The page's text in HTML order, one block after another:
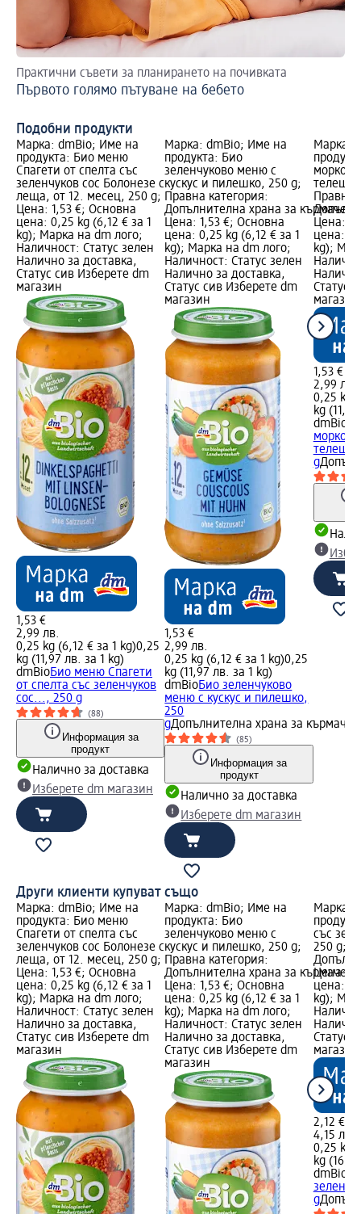
Практични съвети за планирането на почивката
Първото голямо пътуване на бебето
Подобни продукти
Марка: dmBio; Име на
продукта: Био меню
Спагети от спелта със
зеленчуков сос Болонезе с
леща, от 12. месец, 250 g;
Цена: 1,53 €; Основна
цена: 0,25 kg (6,12 € за 1
kg); Марка на dm лого;
Наличност: Статус зелен
Налично за доставка,
Статус сив Изберете dm
магазин
1,53 €
2,99 лв.
0,25 kg (6,12 € за 1 kg)0,25
kg (11,97 лв. за 1 kg)
dmBioБио меню Спагети
от спелта със зеленчуков
сос..., 250 g
(88)
Информация за
продукт
Налично за доставка
Изберете dm магазин
Марка: dmBio; Име на
продукта: Био
зеленчуково меню с
кускус и пилешко, 250 g;
Правна категория:
Допълнителна храна за
Цена: 1,53 €; Основна
цена: 0,25 kg (6,12 € за 1
kg); Марка на dm лого;
Наличност: Статус зелен
Налично за доставка,
Статус сив Изберете dm
магазин
1,53 €
2,99 лв.
0,25 kg (6,12 € за 1 kg)0,25
kg (11,97 лв. за 1 kg)
dmBioБио зеленчуково
меню с кускус и пилешко,
250
gДопълнителна храна за
(85)
Информация за
продукт
Налично за доставка
Изберете dm магазин
Марка:
Правна
Цена:
цена:
kg);
Статус
магазин
1,53 €
2,99 лв.
0,25 kg
kg
dmBio
g
Други клиенти купуват също
Марка: dmBio; Име на
продукта: Био меню
Спагети от спелта със
зеленчуков сос Болонезе с
леща, от 12. месец, 250 g;
Цена: 1,53 €; Основна
цена: 0,25 kg (6,12 € за 1
kg); Марка на dm лого;
Наличност: Статус зелен
Налично за доставка,
Статус сив Изберете dm
магазин
Марка: dmBio; Име на
продукта: Био
зеленчуково меню с
кускус и пилешко, 250 g;
Правна категория:
Допълнителна храна за
Цена: 1,53 €; Основна
цена: 0,25 kg (6,12 € за 1
kg); Марка на dm лого;
Наличност: Статус зелен
Налично за доставка,
Статус сив Изберете dm
магазин
Марка:
със
250 g;
Цена:
цена:
kg);
Статус
магазин
2,12 €
4,15 лв.
0,25 kg
kg
dmBio
g